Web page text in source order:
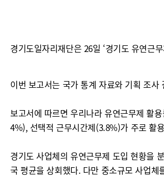
경기도일자리재단은 26일 ‘경기도 유연근
이번 보고서는 국가 통계 자료와 기획 조
보고서에 따르면 우리나라 유연근무제 활
4%), 선택적 근무시간제(3.8%)가 주로 활
경기도 사업체의 유연근무제 도입 현황을
국 평균을 상회했다. 다만 중소규모 사업